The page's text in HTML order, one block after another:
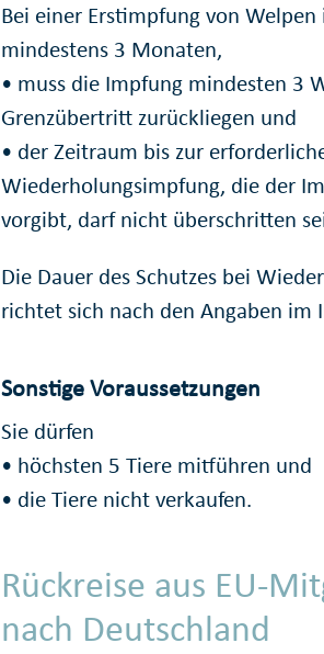
Bei einer Erstimpfung von
mindestens 3 Monaten,
• muss die Impfung mindesten 3
Grenzübertritt zurückliegen und
• der Zeitraum bis zur
Wiederholungsimpfung, die der
vorgibt, darf nicht überschritten
Die Dauer des Schutzes bei
richtet sich nach den Angaben im
Sonstige Voraussetzungen
Sie dürfen
• höchsten 5 Tiere mitführen und
• die Tiere nicht verkaufen.
Rückreise aus EU-
nach Deutschland